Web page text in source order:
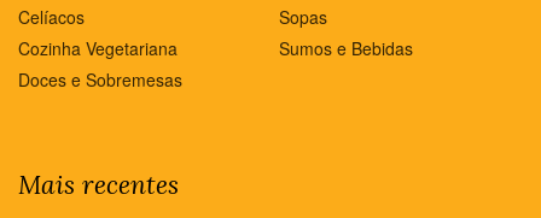
Celíacos
Cozinha Vegetariana
Doces e Sobremesas
Sopas
Sumos e Bebidas
Mais recentes